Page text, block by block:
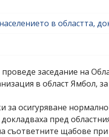
в областта,
заседание на
в област Ямбол,
осигуряване
пред
съответните щабове